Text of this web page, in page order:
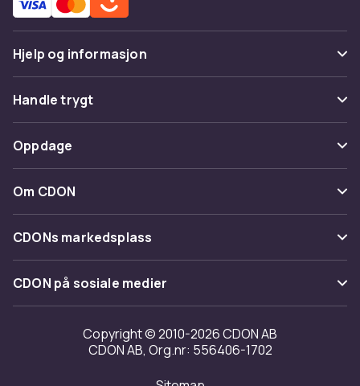
Hjelp og informasjon
Vanlige spørsmål
Spor pakke
Angre & returner her
Kontakt oss
Handle trygt
Betaling
Levering
Tilbakekallinger
Oppdage
Kategorier
Varemerker
Om CDON
Om oss
Kundeanmeldelser
Jobbe på CDON
Investor relations
Tilgjengelighet
CDONs markedsplass
Merchant Help Center
CDON på sosiale medier
Copyright © 2010-2026 CDON AB
CDON AB, Org.nr: 556406-1702